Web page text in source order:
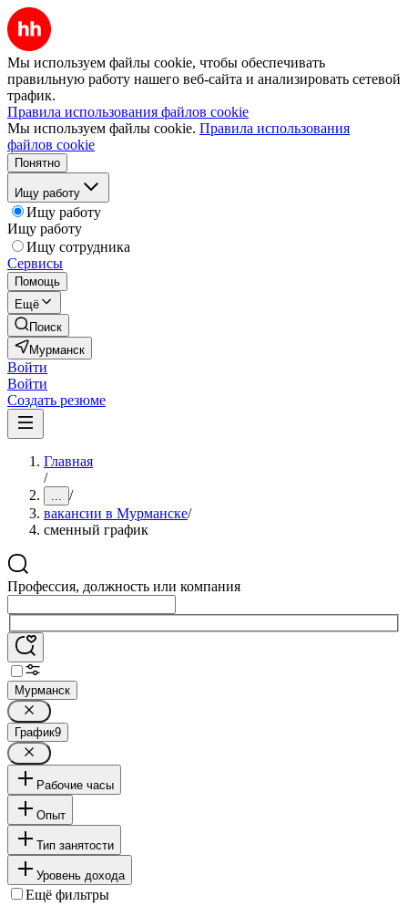
Мы используем файлы cookie, чтобы обеспечивать
правильную работу нашего веб-сайта и анализировать сетевой
трафик.
Правила использования файлов cookie
Мы используем файлы cookie. Правила использования
файлов cookie
Понятно
Ищу работу
Ищу работу
Ищу работу
Ищу сотрудника
Сервисы
Помощь
Ещё
Поиск
Мурманск
Войти
Войти
Создать резюме
Главная
/
... /
вакансии в Мурманске/
сменный график
Профессия, должность или компания
Мурманск
График9
Рабочие часы
Опыт
Тип занятости
Уровень дохода
Ещё фильтры